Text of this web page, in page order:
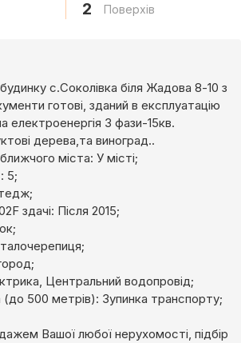
2 Поверхів
с.Соколівка біля Жадова 8-10 з
готові, зданий в експлуатацію
електроенергія 3 фази-15кв.
дерева,та виноград..
міста: У місті;
5;
здачі: Після 2015;
Центральний водопровід;
(до 500 метрів): Зупинка транспорту;
Вашої любої нерухомості, підбір